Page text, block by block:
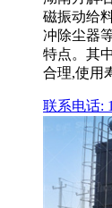
磁振动给
冲除尘器
特点。其
合理,使用
联系电话: